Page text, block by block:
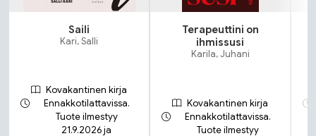
Saili
Kari, Salli
Kovakantinen kirja
Ennakkotilattavissa.
Tuote ilmestyy
21.9.2026 ja
Terapeuttini on
ihmissusi
Karila, Juhani
Kovakantinen kirja
Ennakkotilattavissa.
Tuote ilmestyy